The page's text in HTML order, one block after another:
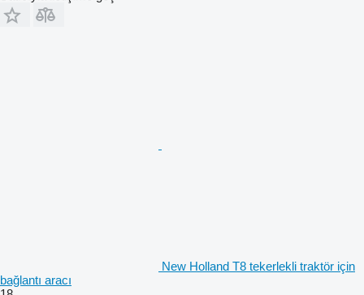
New Holland T8 tekerlekli traktör için
bağlantı aracı